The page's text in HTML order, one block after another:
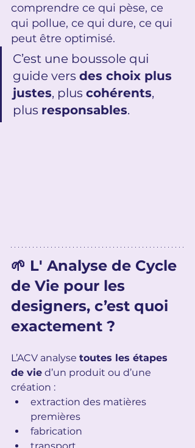
comprendre ce qui pèse, ce
qui pollue, ce qui dure, ce qui
peut être optimisé.
C’est une boussole qui
guide vers des choix plus
justes, plus cohérents,
plus responsables.
🌱 L' Analyse de Cycle
de Vie pour les
designers, c’est quoi
exactement ?
L’ACV analyse toutes les étapes
de vie d’un produit ou d’une
création :
extraction des matières
premières
fabrication